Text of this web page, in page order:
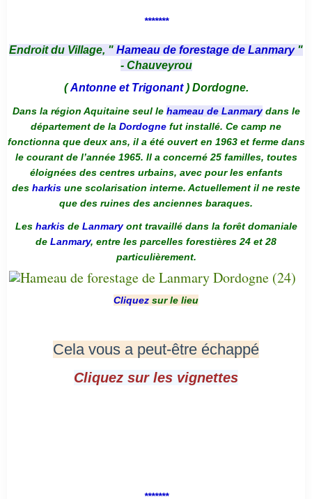
*******
Endroit du Village, " Hameau de forestage de Lanmary "
- Chauveyrou
(Antonne et Trigonant) Dordogne.
Dans la région Aquitaine seul le hameau de Lanmarydans le
département de la Dordogne fut installé. Ce camp ne
fonctionna que deux ans, il a été ouvert en 1963 et ferme dans
le courant de l’année 1965. Il a concerné 25 familles, toutes
éloignées des centres urbains, avec pour les enfants
des harkis une scolarisation interne. Actuellement il ne reste
que des ruines des anciennes baraques.
Les harkis de Lanmaryont travaillé dans la forêt domaniale
de Lanmary, entre les parcelles forestières 24 et 28
particulièrement.
Cliquez sur le lieu
Cela vous a peut-être échappé
Cliquez sur les vignettes
*******